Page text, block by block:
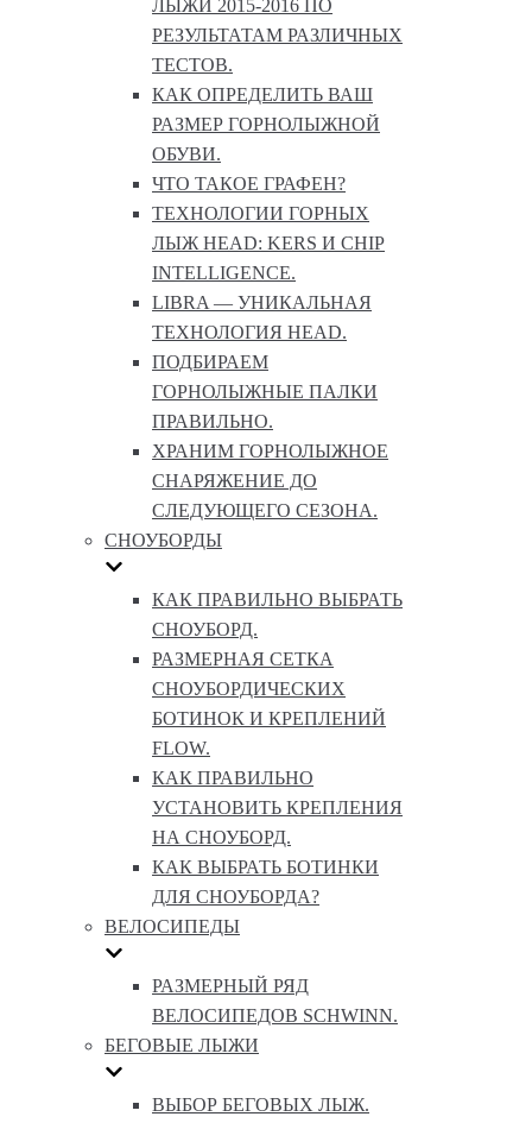
ЛЫЖИ 2015-2016 ПО
РЕЗУЛЬТАТАМ РАЗЛИЧНЫХ
ТЕСТОВ.
КАК ОПРЕДЕЛИТЬ ВАШ
РАЗМЕР ГОРНОЛЫЖНОЙ
ОБУВИ.
ЧТО ТАКОЕ ГРАФЕН?
ТЕХНОЛОГИИ ГОРНЫХ
ЛЫЖ HEAD: KERS И CHIP
INTELLIGENCE.
LIBRA — УНИКАЛЬНАЯ
ТЕХНОЛОГИЯ HEAD.
ПОДБИРАЕМ
ГОРНОЛЫЖНЫЕ ПАЛКИ
ПРАВИЛЬНО.
ХРАНИМ ГОРНОЛЫЖНОЕ
СНАРЯЖЕНИЕ ДО
СЛЕДУЮЩЕГО СЕЗОНА.
СНОУБОРДЫ
КАК ПРАВИЛЬНО ВЫБРАТЬ
СНОУБОРД.
РАЗМЕРНАЯ СЕТКА
СНОУБОРДИЧЕСКИХ
БОТИНОК И КРЕПЛЕНИЙ
FLOW.
КАК ПРАВИЛЬНО
УСТАНОВИТЬ КРЕПЛЕНИЯ
НА СНОУБОРД.
КАК ВЫБРАТЬ БОТИНКИ
ДЛЯ СНОУБОРДА?
ВЕЛОСИПЕДЫ
РАЗМЕРНЫЙ РЯД
ВЕЛОСИПЕДОВ SCHWINN.
БЕГОВЫЕ ЛЫЖИ
ВЫБОР БЕГОВЫХ ЛЫЖ.